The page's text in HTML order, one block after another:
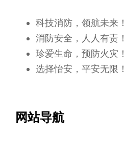
科技消防，领航未来！
消防安全，人人有责！
珍爱生命，预防火灾！
选择怡安，平安无限！
网站导航